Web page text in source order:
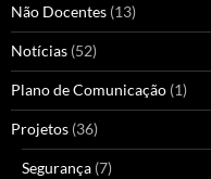
Não Docentes (13)
Notícias (52)
Plano de Comunicação (1)
Projetos (36)
Segurança (7)